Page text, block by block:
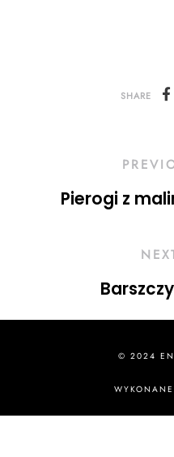
SHARE
Pierogi z
© 2024